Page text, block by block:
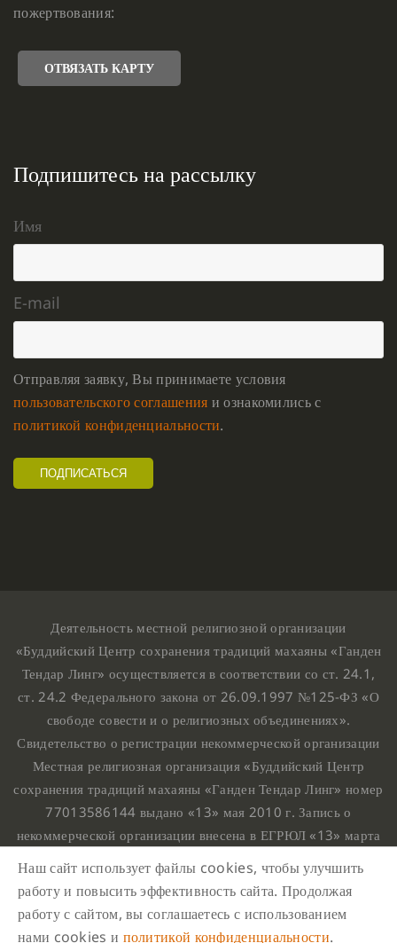
пожертвования:
ОТВЯЗАТЬ КАРТУ
Подпишитесь на рассылку
Имя
E-mail
Отправляя заявку, Вы принимаете условия
пользовательского соглашения и ознакомились с
политикой конфиденциальности.
Деятельность местной религиозной организации
«Буддийский Центр сохранения традиций махаяны «Ганден
Тендар Линг» осуществляется в соответствии со ст. 24.1,
ст. 24.2 Федерального закона от 26.09.1997 №125-ФЗ «О
свободе совести и о религиозных объединениях».
Свидетельство о регистрации некоммерческой организации
Местная религиозная организация «Буддийский Центр
сохранения традиций махаяны «Ганден Тендар Линг» номер
77013586144 выдано «13» мая 2010 г. Запись о
некоммерческой организации внесена в ЕГРЮЛ «13» марта
номером 1107799015708.
Ганден Тендар Линг © 2020 Все права защищены
Наш адрес : г. Москва, Нахимовский проспект, 32. Этаж
Наш сайт использует файлы cookies, чтобы улучшить
работу и повысить эффективность сайта. Продолжая
работу с сайтом, вы соглашаетесь с использованием
нами cookies и политикой конфиденциальности.